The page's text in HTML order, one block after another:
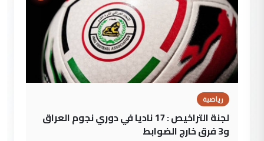
رياضية
لجنة التراخيص : 17 ناديا في دوري نجوم العراق
و3 فرق خارج الضوابط